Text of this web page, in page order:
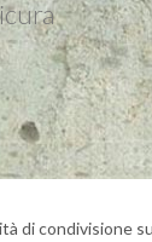
di condivisione